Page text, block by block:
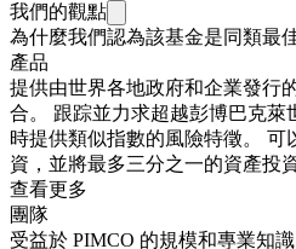
我們的觀點
為什麼我們認為該基金是同類最
產品
提供由世界各地政府和企業發行
合。 跟踪並力求超越彭博巴克萊
時提供類似指數的風險特徵。 可
資，並將最多三分之一的資產投
查看更多
團隊
受益於 PIMCO 的規模和專業知